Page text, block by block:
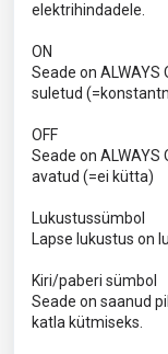
elektrihindadele.
ON
Seade on
suletud
OFF
Seade on ALWAYS
avatud (=ei kütta)
Lukustussümbol
Lapse lukustus on
Kiri/paberi sümbol
Seade on saanud
katla kütmiseks.